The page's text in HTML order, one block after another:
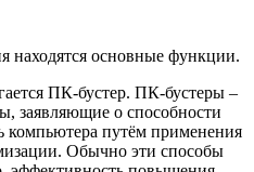
находятся основные функции.
ПК-бустер. ПК-бустеры –
заявляющие о способности
компьютера путём применения
Обычно эти способы